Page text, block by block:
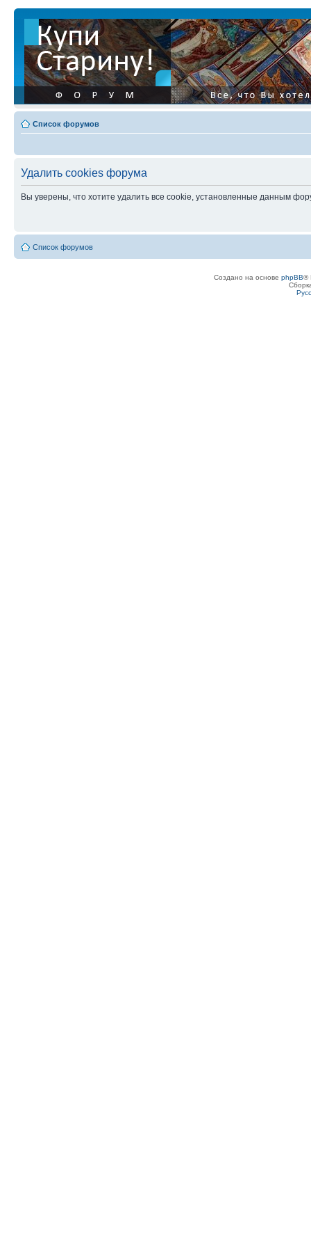
Список форумов
Удалить cookies форума
Вы уверены, что хотите удалить все cookie, установленные данным
Список форумов
Создано на основе phpBB®